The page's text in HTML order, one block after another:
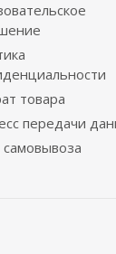
товара
передачи
самовывоза